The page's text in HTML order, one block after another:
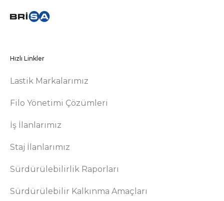
Hızlı Linkler
Lastik Markalarımız
Filo Yönetimi Çözümleri
İş İlanlarımız
Staj İlanlarımız
Sürdürülebilirlik Raporları
Sürdürülebilir Kalkınma Amaçları